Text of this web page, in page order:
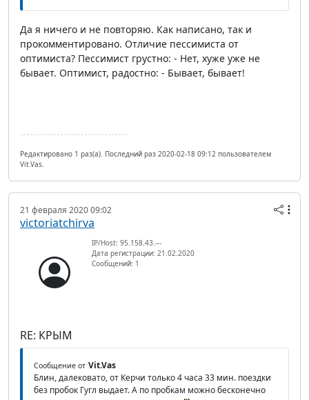
Да я ничего и не повторяю. Как написано, так и
прокомментировано. Отличие пессимиста от
оптимиста? Пессимист грустно: - Нет, хуже уже не
бывает. Оптимист, радостно: - Бывает, бывает!
Редактировано 1 раз(а). Последний раз 2020-02-18 09:12 пользователем
Vit.Vas.
21 февраля 2020 09:02
victoriatchirva
IP/Host: 95.158.43.---
Дата регистрации: 21.02.2020
Сообщений: 1
RE: КРЫМ
Сообщение от Vit.Vas
Блин, далековато, от Керчи только 4 часа 33 мин. поездки
без пробок Гугл выдает. А по пробкам можно бесконечно